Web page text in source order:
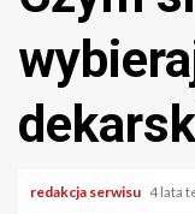
redakcja serwisu 4 lata